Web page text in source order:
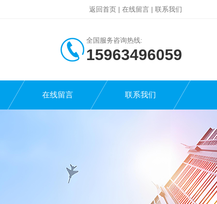
返回首页 | 在线留言 | 联系我们
全国服务咨询热线:
15963496059
在线留言 联系我们